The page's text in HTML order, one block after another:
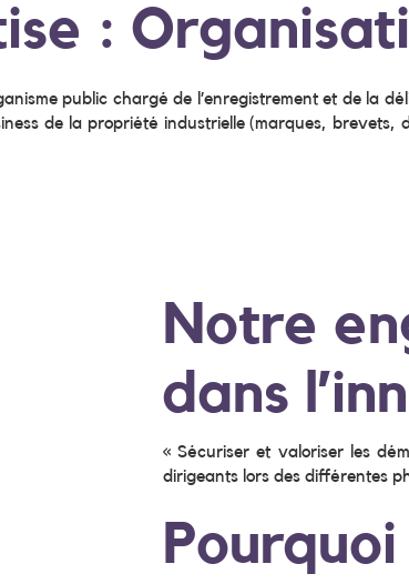
:
public chargé de l’enregistrement et de la
de la propriété industrielle (marques,
Notre
dans
« Sécuriser et valoriser les
dirigeants lors des différentes